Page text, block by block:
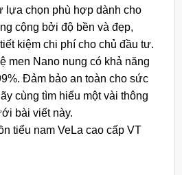
lựa chọn phù hợp dành cho
cộng bởi độ bền và đẹp,
kiệm chi phí cho chủ đầu tư.
men Nano nung có khả năng
Đảm bảo an toàn cho sức
cùng tìm hiểu một vài thông
bài viết này.
tiểu nam VeLa cao cấp VT